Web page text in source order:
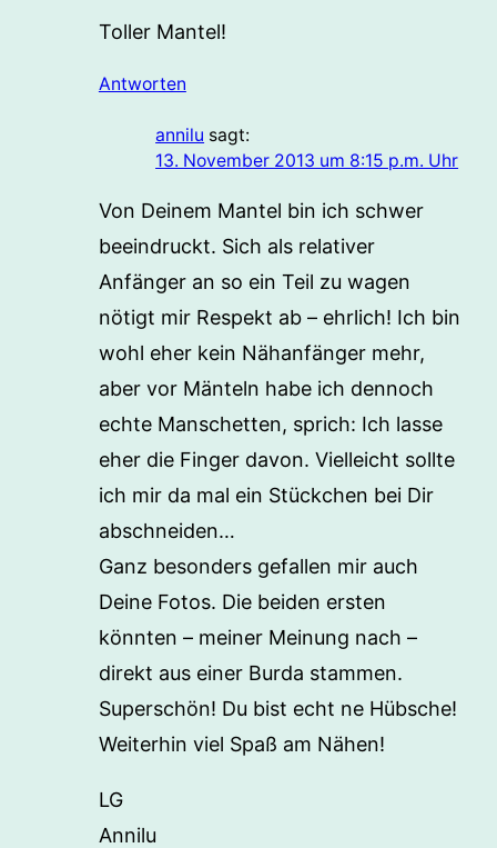
Toller Mantel!
Antworten
annilu sagt:
13. November 2013 um 8:15 p.m. Uhr
Von Deinem Mantel bin ich schwer
beeindruckt. Sich als relativer
Anfänger an so ein Teil zu wagen
nötigt mir Respekt ab – ehrlich! Ich bin
wohl eher kein Nähanfänger mehr,
aber vor Mänteln habe ich dennoch
echte Manschetten, sprich: Ich lasse
eher die Finger davon. Vielleicht sollte
ich mir da mal ein Stückchen bei Dir
abschneiden…
Ganz besonders gefallen mir auch
Deine Fotos. Die beiden ersten
könnten – meiner Meinung nach –
direkt aus einer Burda stammen.
Superschön! Du bist echt ne Hübsche!
Weiterhin viel Spaß am Nähen!
LG
Annilu